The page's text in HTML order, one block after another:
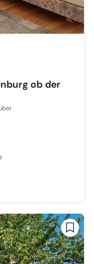
1 wechseln
2 wechseln
3 wechseln
4 wechseln
5 wechseln
6 wechseln
ob der